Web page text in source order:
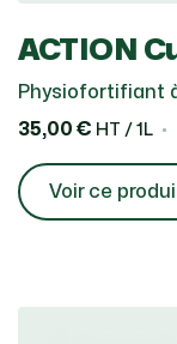
ACTION
Physiofortifiant
35,00 € HT / 1L
Voir ce